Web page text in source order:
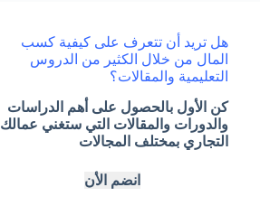
هل تريد أن تتعرف على كيفية كسب
المال من خلال الكثير من الدروس
التعليمية والمقالات؟
كن الأول بالحصول على أهم الدراسات
والدورات والمقالات التي ستغني عمالك
التجاري بمختلف المجالات
انضم الأن